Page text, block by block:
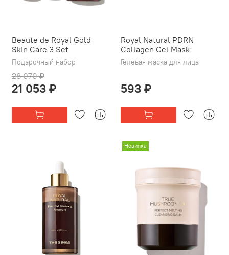
Beaute de Royal Gold
Skin Care 3 Set
Подарочный набор
28 070 ₽
21 053 ₽
Royal Natural PDRN
Collagen Gel Mask
Гелевая маска для лица
593 ₽
Новинка